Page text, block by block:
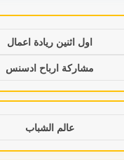
اول اثنين ريادة اعمال
مشاركة ارباح ادسنس
عالم الشباب